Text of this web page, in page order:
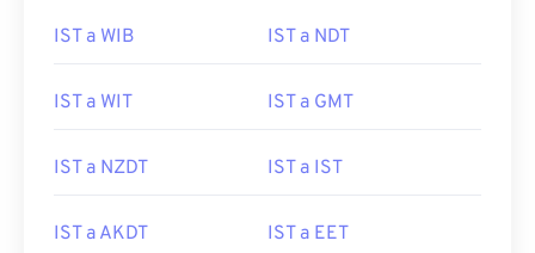
IST a WIB IST a NDT
IST a WIT IST a GMT
IST a NZDT IST a IST
IST a AKDT IST a EET